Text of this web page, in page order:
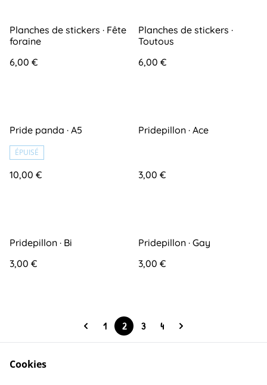
Planches de stickers · Fête
foraine
6,00 €
Planches de stickers ·
Toutous
6,00 €
Pride panda · A5
ÉPUISÉ
10,00 €
Pridepillon · Ace
3,00 €
Pridepillon · Bi
3,00 €
Pridepillon · Gay
3,00 €
1 2 3 4
Cookies